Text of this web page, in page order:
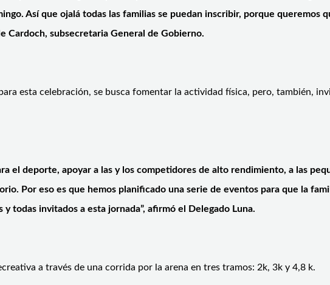
Así que ojalá todas las familias se puedan inscribir, porque queremos
Cardoch, subsecretaria General de Gobierno.
esta celebración, se busca fomentar la actividad física, pero, también,
el deporte, apoyar a las y los competidores de alto rendimiento, a las
Por eso es que hemos planificado una serie de eventos para que la
todas invitados a esta jornada”, afirmó el Delegado Luna.
a través de una corrida por la arena en tres tramos: 2k, 3k y 4,8 k.